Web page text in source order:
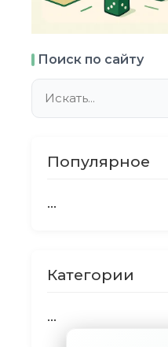
Поиск по сайту
Популярное
...
Категории
...